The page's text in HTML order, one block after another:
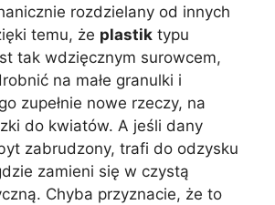
rozdzielany od innych
temu, że plastik typu
tak wdzięcznym surowcem,
na małe granulki i
zupełnie nowe rzeczy, na
do kwiatów. A jeśli dany
zabrudzony, trafi do odzysku
zamieni się w czystą
Chyba przyznacie, że to